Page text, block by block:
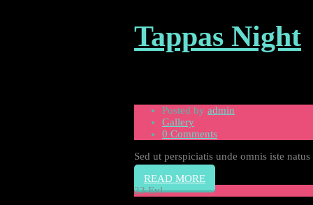
Tappas Night
Posted by admin
Gallery
0 Comments
Sed ut perspiciatis unde omnis iste
READ MORE
23 Eyl